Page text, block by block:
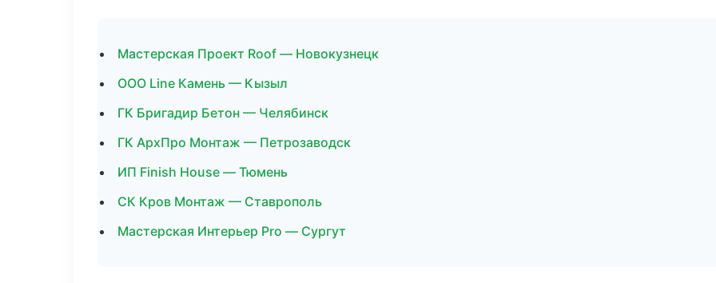
Мастерская Проект Roof — Новокузнецк
ООО Line Камень — Кызыл
ГК Бригадир Бетон — Челябинск
ГК АрхПро Монтаж — Петрозаводск
ИП Finish House — Тюмень
СК Кров Монтаж — Ставрополь
Мастерская Интерьер Pro — Сургут